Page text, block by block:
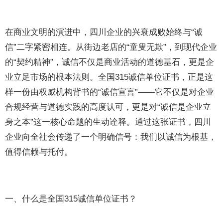
在商业文明的演进中，四川企业的兴衰成败始终与“诚
信”二字紧密相连。从街边老店的“童叟无欺”，到现代企业
的“契约精神”，诚信不仅是商业活动的道德基石，更是企
业立足市场的根本法则。全国315诚信单位证书，正是这
样一份由权威机构背书的“诚信宣言”——它不仅是对企业
合规经营与道德实践的高度认可，更是对“诚信是企业立
身之本”这一核心命题的生动诠释。通过这张证书，四川
企业向全社会传递了一个明确信号：我们以诚信为根基，
值得信赖与托付。
一、什么是全国315诚信单位证书？